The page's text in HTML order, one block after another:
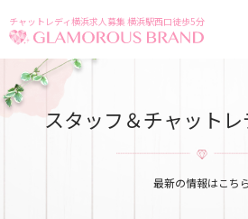
チャットレディ横浜求人募集 横浜駅西口徒歩5分
スタッフ＆チャット
最新の情報はこちら